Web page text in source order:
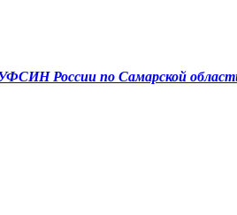
России по Самарской